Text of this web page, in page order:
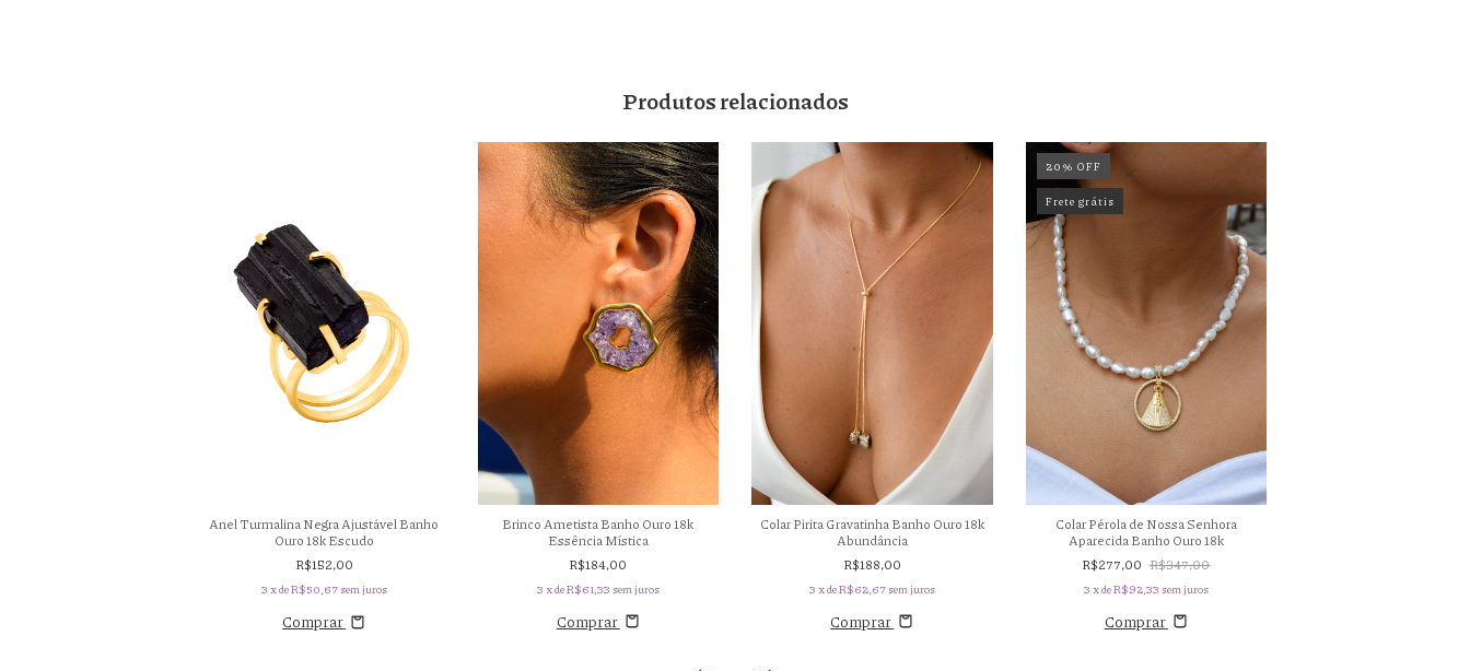
Produtos relacionados
Anel Turmalina Negra Ajustável Banho
Ouro 18k Escudo
R$152,00
3 x deR$50,67 sem juros
Comprar
Brinco Ametista Banho Ouro 18k
Essência Mística
R$184,00
3 x deR$61,33 sem juros
Comprar
Colar Pirita Gravatinha Banho Ouro 18k
Abundância
R$188,00
3 x deR$62,67 sem juros
Comprar
20 % OFF
Frete grátis
Colar Pérola de Nossa Senhora
Aparecida Banho Ouro 18k
R$277,00 R$347,00
3 x deR$92,33 sem juros
Comprar